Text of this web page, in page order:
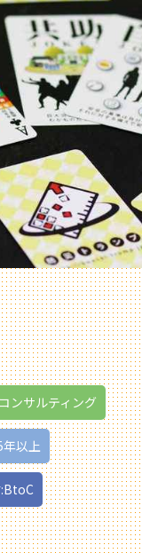
ンサルティング
以上